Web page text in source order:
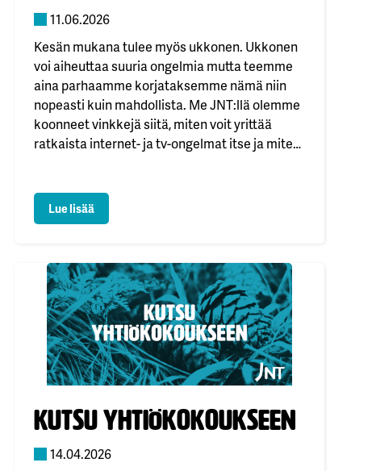
11.06.2026
Kesän mukana tulee myös ukkonen. Ukkonen
voi aiheuttaa suuria ongelmia mutta teemme
aina parhaamme korjataksemme nämä niin
nopeasti kuin mahdollista. Me JNT:llä olemme
koonneet vinkkejä siitä, miten voit yrittää
ratkaista internet- ja tv-ongelmat itse ja miten
internetin tai tv:n kanssa? Joskus tekniikka
pettää. Tässä on muutamia vinkkejä siihen,
Lue lisää: JNT:n ukkos-tarkistuslista
Kutsu yhtiökokoukseen
Julkaistu:
14.04.2026